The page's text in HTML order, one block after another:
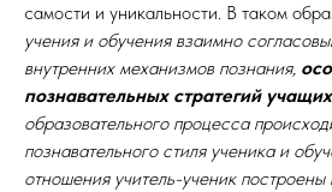
самости и уникальности. В таком
учения и обучения взаимно
внутренних механизмов познания,
познавательных стратегий
образовательного процесса
познавательного стиля ученика и
отношения учитель-ученик